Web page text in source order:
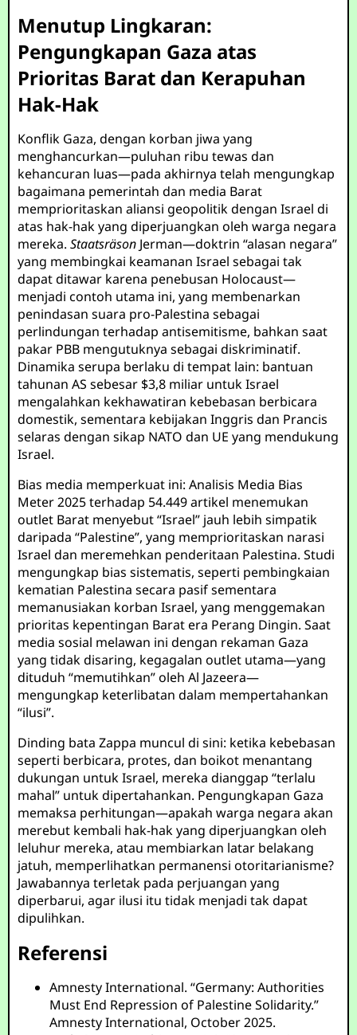
Menutup Lingkaran:
Pengungkapan Gaza atas
Prioritas Barat dan Kerapuhan
Hak-Hak
Konflik Gaza, dengan korban jiwa yang
menghancurkan—puluhan ribu tewas dan
kehancuran luas—pada akhirnya telah mengungkap
bagaimana pemerintah dan media Barat
memprioritaskan aliansi geopolitik dengan Israel di
atas hak-hak yang diperjuangkan oleh warga negara
mereka.Staatsräson Jerman—doktrin “alasan negara”
yang membingkai keamanan Israel sebagai tak
dapat ditawar karena penebusan Holocaust—
menjadi contoh utama ini, yang membenarkan
penindasan suara pro-Palestina sebagai
perlindungan terhadap antisemitisme, bahkan saat
pakar PBB mengutuknya sebagai diskriminatif.
Dinamika serupa berlaku di tempat lain: bantuan
tahunan AS sebesar $3,8 miliar untuk Israel
mengalahkan kekhawatiran kebebasan berbicara
domestik, sementara kebijakan Inggris dan Prancis
selaras dengan sikap NATO dan UE yang mendukung
Israel.
Bias media memperkuat ini: Analisis Media Bias
Meter 2025 terhadap 54.449 artikel menemukan
outlet Barat menyebut “Israel” jauh lebih simpatik
daripada “Palestine”, yang memprioritaskan narasi
Israel dan meremehkan penderitaan Palestina. Studi
mengungkap bias sistematis, seperti pembingkaian
kematian Palestina secara pasif sementara
memanusiakan korban Israel, yang menggemakan
prioritas kepentingan Barat era Perang Dingin. Saat
media sosial melawan ini dengan rekaman Gaza
yang tidak disaring, kegagalan outlet utama—yang
dituduh “memutihkan” oleh Al Jazeera—
mengungkap keterlibatan dalam mempertahankan
“ilusi”.
Dinding bata Zappa muncul di sini: ketika kebebasan
seperti berbicara, protes, dan boikot menantang
dukungan untuk Israel, mereka dianggap “terlalu
mahal” untuk dipertahankan. Pengungkapan Gaza
memaksa perhitungan—apakah warga negara akan
merebut kembali hak-hak yang diperjuangkan oleh
leluhur mereka, atau membiarkan latar belakang
jatuh, memperlihatkan permanensi otoritarianisme?
Jawabannya terletak pada perjuangan yang
diperbarui, agar ilusi itu tidak menjadi tak dapat
dipulihkan.
Referensi
Amnesty International. “Germany: Authorities
Must End Repression of Palestine Solidarity.”
Amnesty International, October 2025.